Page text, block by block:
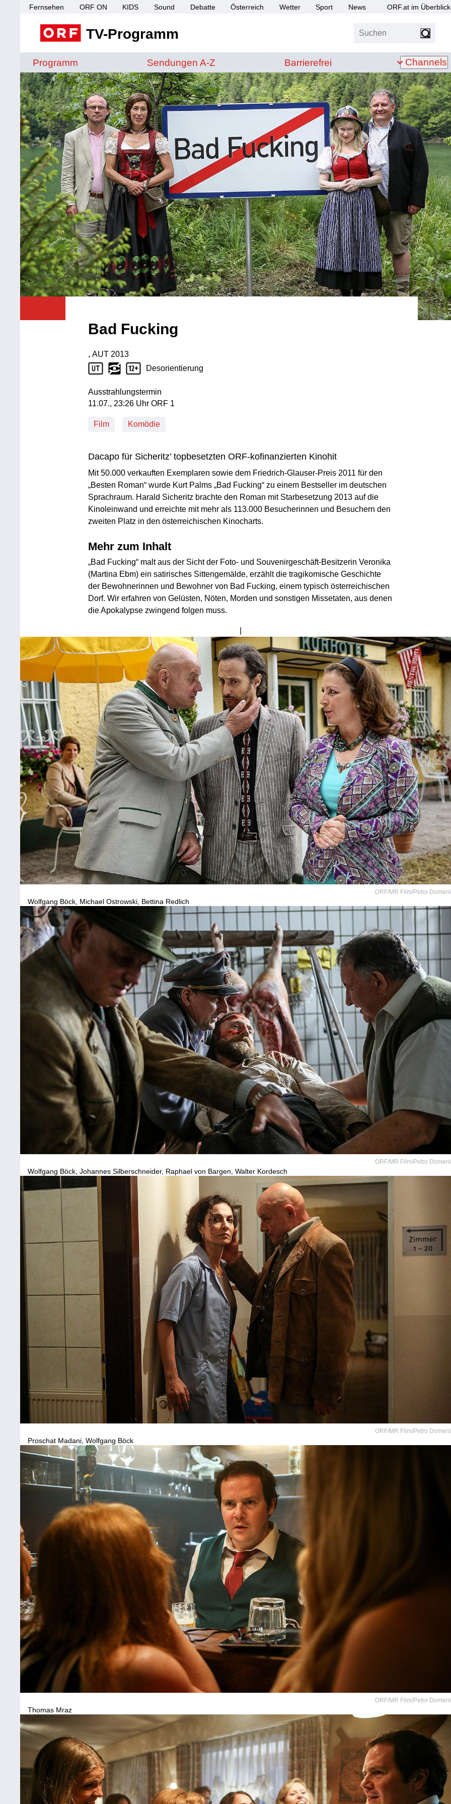
Fernsehen ORF ON KIDS Sound Debatte Österreich Wetter Sport News ORF.at im Überblick
TV-Programm Suchen
Programm Sendungen von A bis Z
Sendungen A-Z Barrierefrei
Barrierefrei Channels
Bad Fucking
Produktionsland: AUT
, AUT
Produktionsjahr: 2013
2013
Jugendschutz Beschreibung: Desorientierung
Desorientierung
Ausstrahlungstermin
11. Juli, 23:26 Uhr in ORF 1
11.07., 23:26 Uhr ORF 1
Film Komödie
Dacapo für Sicheritz’ topbesetzten ORF-kofinanzierten Kinohit
Mit 50.000 verkauften Exemplaren sowie dem Friedrich-Glauser-Preis 2011 für den
„Besten Roman“ wurde Kurt Palms „Bad Fucking“ zu einem Bestseller im deutschen
Sprachraum. Harald Sicheritz brachte den Roman mit Starbesetzung 2013 auf die
Kinoleinwand und erreichte mit mehr als 113.000 Besucherinnen und Besuchern den
zweiten Platz in den österreichischen Kinocharts.
Mehr zum Inhalt
„Bad Fucking“ malt aus der Sicht der Foto- und Souvenirgeschäft-Besitzerin Veronika
(Martina Ebm) ein satirisches Sittengemälde, erzählt die tragikomische Geschichte
der Bewohnerinnen und Bewohner von Bad Fucking, einem typisch österreichischen
Dorf. Wir erfahren von Gelüsten, Nöten, Morden und sonstigen Missetaten, aus denen
die Apokalypse zwingend folgen muss.
Bild
von
ORF/MR Film/Petro
Wolfgang Böck, Michael Ostrowski, Bettina Redlich
ORF/MR Film/Petro
Wolfgang Böck, Johannes Silberschneider, Raphael von Bargen, Walter Kordesch
ORF/MR Film/Petro
Proschat Madani, Wolfgang Böck
ORF/MR Film/Petro
Thomas Mraz